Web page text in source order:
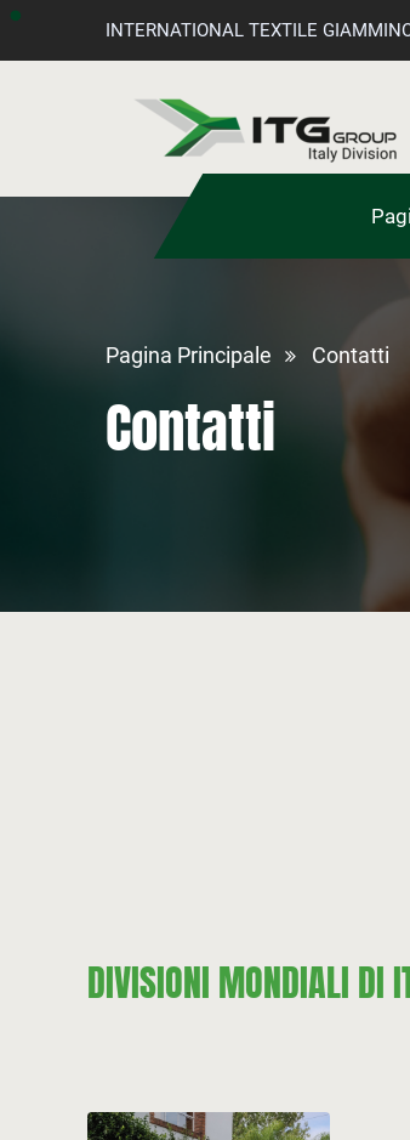
INTERNATIONAL TEXTILE
Pagina Principale Contatti
Contatti
DIVISIONI MONDIALI DI